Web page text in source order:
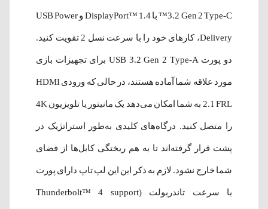
3.2 Gen 2 Type-C™ با DisplayPort™ 1.4 و USB Power
Delivery، کارهای خود را با سرعت نسل 2 تقویت کنید.
دو پورت USB 3.2 Gen 2 Type-A برای تجهیزات بازی
مورد علاقه شما آماده هستند، در حالی که ورودی HDMI
2.1 FRL به شما امکان می‌دهد یک مانیتور یا تلویزیون 4K
را متصل کنید. درگاه‌های کلیدی به‌طور استراتژیک در
پشت قرار گرفته‌اند تا به هم ریختگی کابل‌ها از فضای
شما خارج نشود. لازم به ذکر این این لپ تاپ دارای پورت
با سرعت تاندربولت (Thunderbolt™ 4 support